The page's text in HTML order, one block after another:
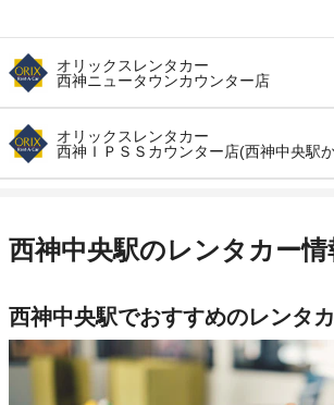
オリックスレンタカー
西神ニュータウンカウンター店
営業時間 毎日 09:00 ～ 19:00
アクセス 西神中央駅より徒歩で約20分
店舗詳細 店舗詳細ページはこちら
この店舗でレンタカーを
オリックスレンタカー
西神ＩＰＳＳカウンター店(西神中央駅
アクセス 西神中央駅より徒歩で約12分
店舗詳細 店舗詳細ページはこちら
この店舗でレンタカーを
西神中央駅のレンタカー情
西神中央駅でおすすめのレンタ